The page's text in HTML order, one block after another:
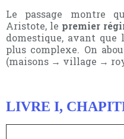
Le passage montre
Aristote, le premier
domestique, avant que
plus complexe. On
(maisons → village →
LIVRE I,